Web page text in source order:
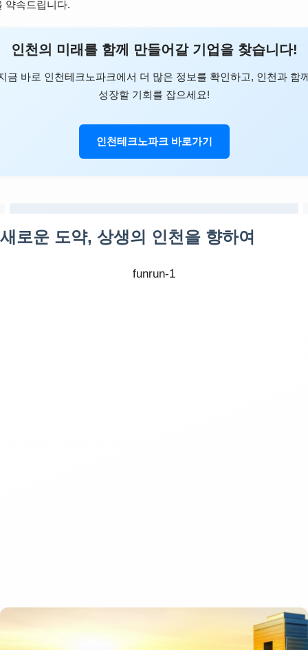
약속드립니다.
인천의 미래를 함께 만들어갈 기업을 찾습니다!
금 바로 인천테크노파크에서 더 많은 정보를 확인하고, 인천과 함
성장할 기회를 잡으세요!
인천테크노파크 바로가기
새로운 도약, 상생의 인천을 향하여
funrun-1